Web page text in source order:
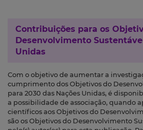
Contribuições para os
Desenvolvimento
Unidas
Com o objetivo de aumentar a
cumprimento dos Objetivos do
para 2030 das Nações Unidas, é
a possibilidade de associação, quando
científicos aos Objetivos do
são os Objetivos do Desenvolvimento